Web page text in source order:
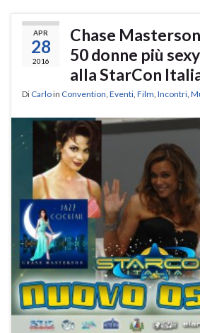
APR
28
2016
Chase
50 donne più
alla StarCon
Di Carloin Convention Eventi Film Incontri